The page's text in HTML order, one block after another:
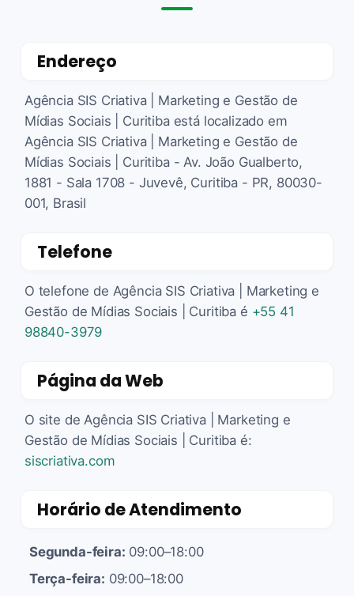
Endereço
Agência SIS Criativa | Marketing e Gestão de
Mídias Sociais | Curitiba está localizado em
Agência SIS Criativa | Marketing e Gestão de
Mídias Sociais | Curitiba - Av. João Gualberto,
1881 - Sala 1708 - Juvevê, Curitiba - PR, 80030-
001, Brasil
Telefone
O telefone de Agência SIS Criativa | Marketing e
Gestão de Mídias Sociais | Curitiba é +55 41
98840-3979
Página da Web
O site de Agência SIS Criativa | Marketing e
Gestão de Mídias Sociais | Curitiba é:
siscriativa.com
Horário de Atendimento
Segunda-feira: 09:00–18:00
Terça-feira: 09:00–18:00